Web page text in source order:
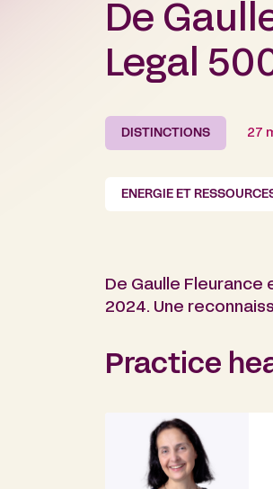
De
Legal
DISTINCTIONS 27
ENERGIE ET
De Gaulle
2024. Une
Practice